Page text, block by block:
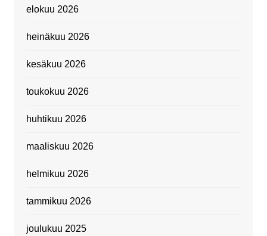
elokuu 2026
heinäkuu 2026
kesäkuu 2026
toukokuu 2026
huhtikuu 2026
maaliskuu 2026
helmikuu 2026
tammikuu 2026
joulukuu 2025